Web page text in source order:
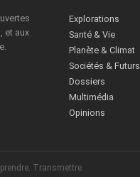
et aux
Explorations
Santé & Vie
Planète & Climat
Sociétés & Futurs
Dossiers
Multimédia
Opinions
Transmettre.